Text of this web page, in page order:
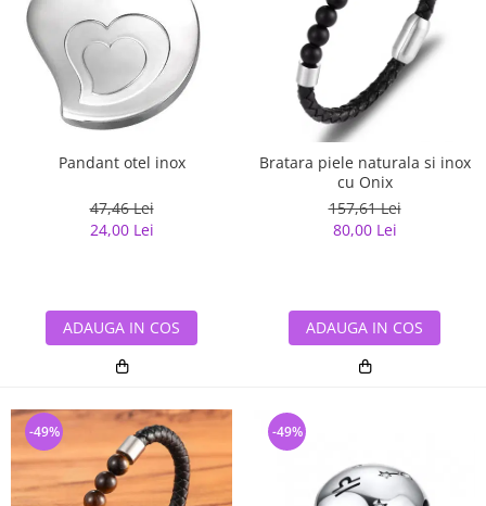
Pandant otel inox
47,46 Lei
24,00 Lei
ADAUGA IN COS
Bratara piele naturala si inox
cu Onix
157,61 Lei
80,00 Lei
ADAUGA IN COS
-49% -49%